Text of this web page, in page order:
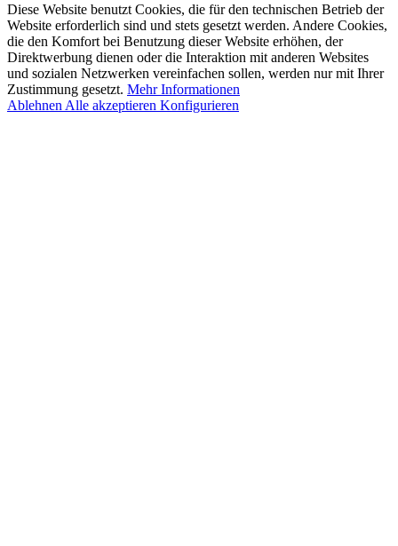
Diese Website benutzt Cookies, die für den technischen Betrieb der
Website erforderlich sind und stets gesetzt werden. Andere Cookies,
die den Komfort bei Benutzung dieser Website erhöhen, der
Direktwerbung dienen oder die Interaktion mit anderen Websites
und sozialen Netzwerken vereinfachen sollen, werden nur mit Ihrer
Zustimmung gesetzt. Mehr Informationen
Ablehnen Alle akzeptieren Konfigurieren